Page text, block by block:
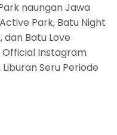
naungan Jawa
Park, Batu Night
dan Batu Love
Official Instagram
Seru Periode